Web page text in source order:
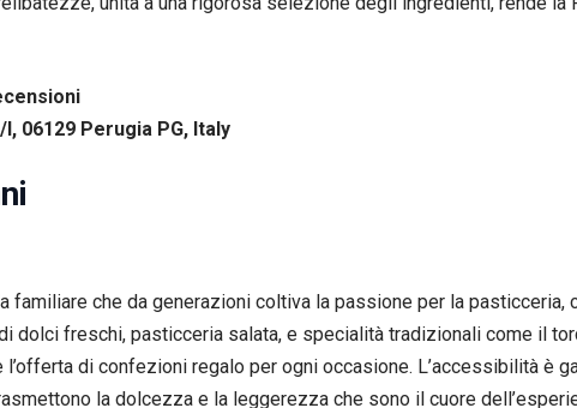
06129 Perugia PG, Italy
familiare che da generazioni coltiva la passione per la
dolci freschi, pasticceria salata, e specialità tradizionali come il
l’offerta di confezioni regalo per ogni occasione. L’accessibilità è
la dolcezza e la leggerezza che sono il cuore